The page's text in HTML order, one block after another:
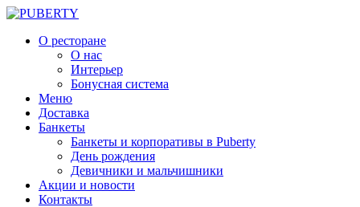
О ресторане
О нас
Интерьер
Бонусная система
Меню
Доставка
Банкеты
Банкеты и корпоративы в Puberty
День рождения
Девичники и мальчишники
Акции и новости
Контакты